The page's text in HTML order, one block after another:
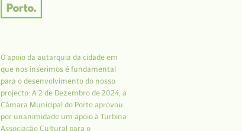
O apoio da autarquia da cidade em
que nos inserimos é fundamental
para o desenvolvimento do nosso
projecto: A 2 de Dezembro de 2024, a
Câmara Municipal do Porto aprovou
por unanimidade um apoio à Turbina
Associação Cultural para o